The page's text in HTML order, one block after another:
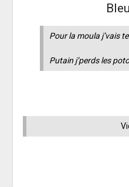
Pour la moula j’vais
Putain j’perds les